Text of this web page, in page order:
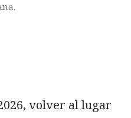
volver al lugar